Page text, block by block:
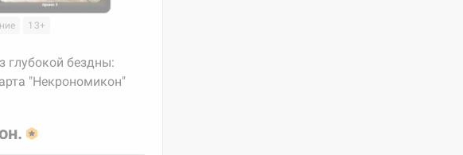
13+
глубокой бездны:
"Некрономикон"